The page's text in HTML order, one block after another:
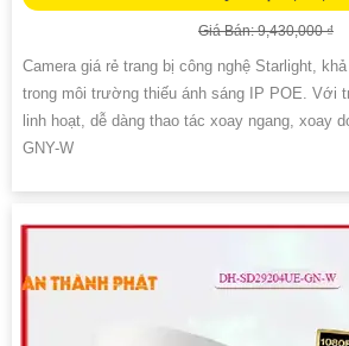
Giá Bán: 9,430,000 ₫
Camera giá rẻ trang bị công nghệ Starlight,
trong môi trường thiếu ánh sáng IP POE. Với
linh hoạt, dễ dàng thao tác xoay ngang, xoay
GNY-W